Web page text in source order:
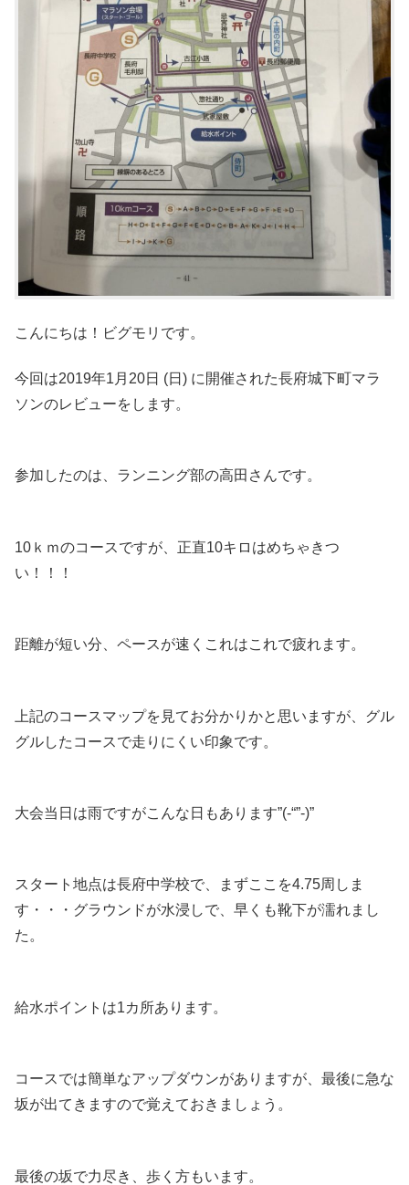
こんにちは！ビグモリです。
今回は2019年1月20日 (日) に開催された長府城下町マラ
ソンのレビューをします。
参加したのは、ランニング部の高田さんです。
10ｋｍのコースですが、正直10キロはめちゃきつ
い！！！
距離が短い分、ペースが速くこれはこれで疲れます。
上記のコースマップを見てお分かりかと思いますが、グル
グルしたコースで走りにくい印象です。
大会当日は雨ですがこんな日もあります”(-“”-)”
スタート地点は長府中学校で、まずここを4.75周しま
す・・・グラウンドが水浸しで、早くも靴下が濡れまし
た。
給水ポイントは1カ所あります。
コースでは簡単なアップダウンがありますが、最後に急な
坂が出てきますので覚えておきましょう。
最後の坂で力尽き、歩く方もいます。